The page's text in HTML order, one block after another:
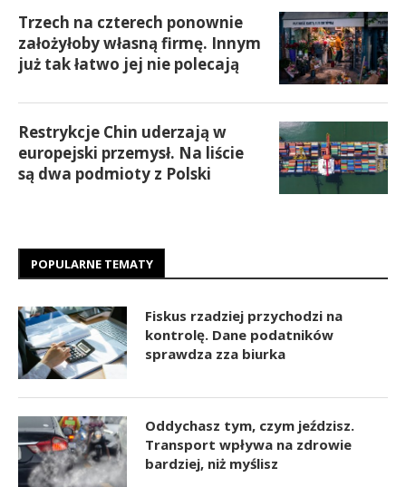
Trzech na czterech ponownie
założyłoby własną firmę. Innym
już tak łatwo jej nie polecają
Restrykcje Chin uderzają w
europejski przemysł. Na liście
są dwa podmioty z Polski
POPULARNE TEMATY
Fiskus rzadziej przychodzi na
kontrolę. Dane podatników
sprawdza zza biurka
Oddychasz tym, czym jeździsz.
Transport wpływa na zdrowie
bardziej, niż myślisz